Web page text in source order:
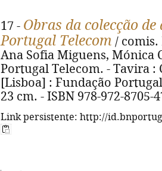
17 - Obras da colecção
Portugal Telecom / comis.
Ana Sofia Miguens, Mónica
Portugal Telecom. - Tavira
[Lisboa] : Fundação
23 cm. - ISBN 978-972-8705-
Link persistente: http://